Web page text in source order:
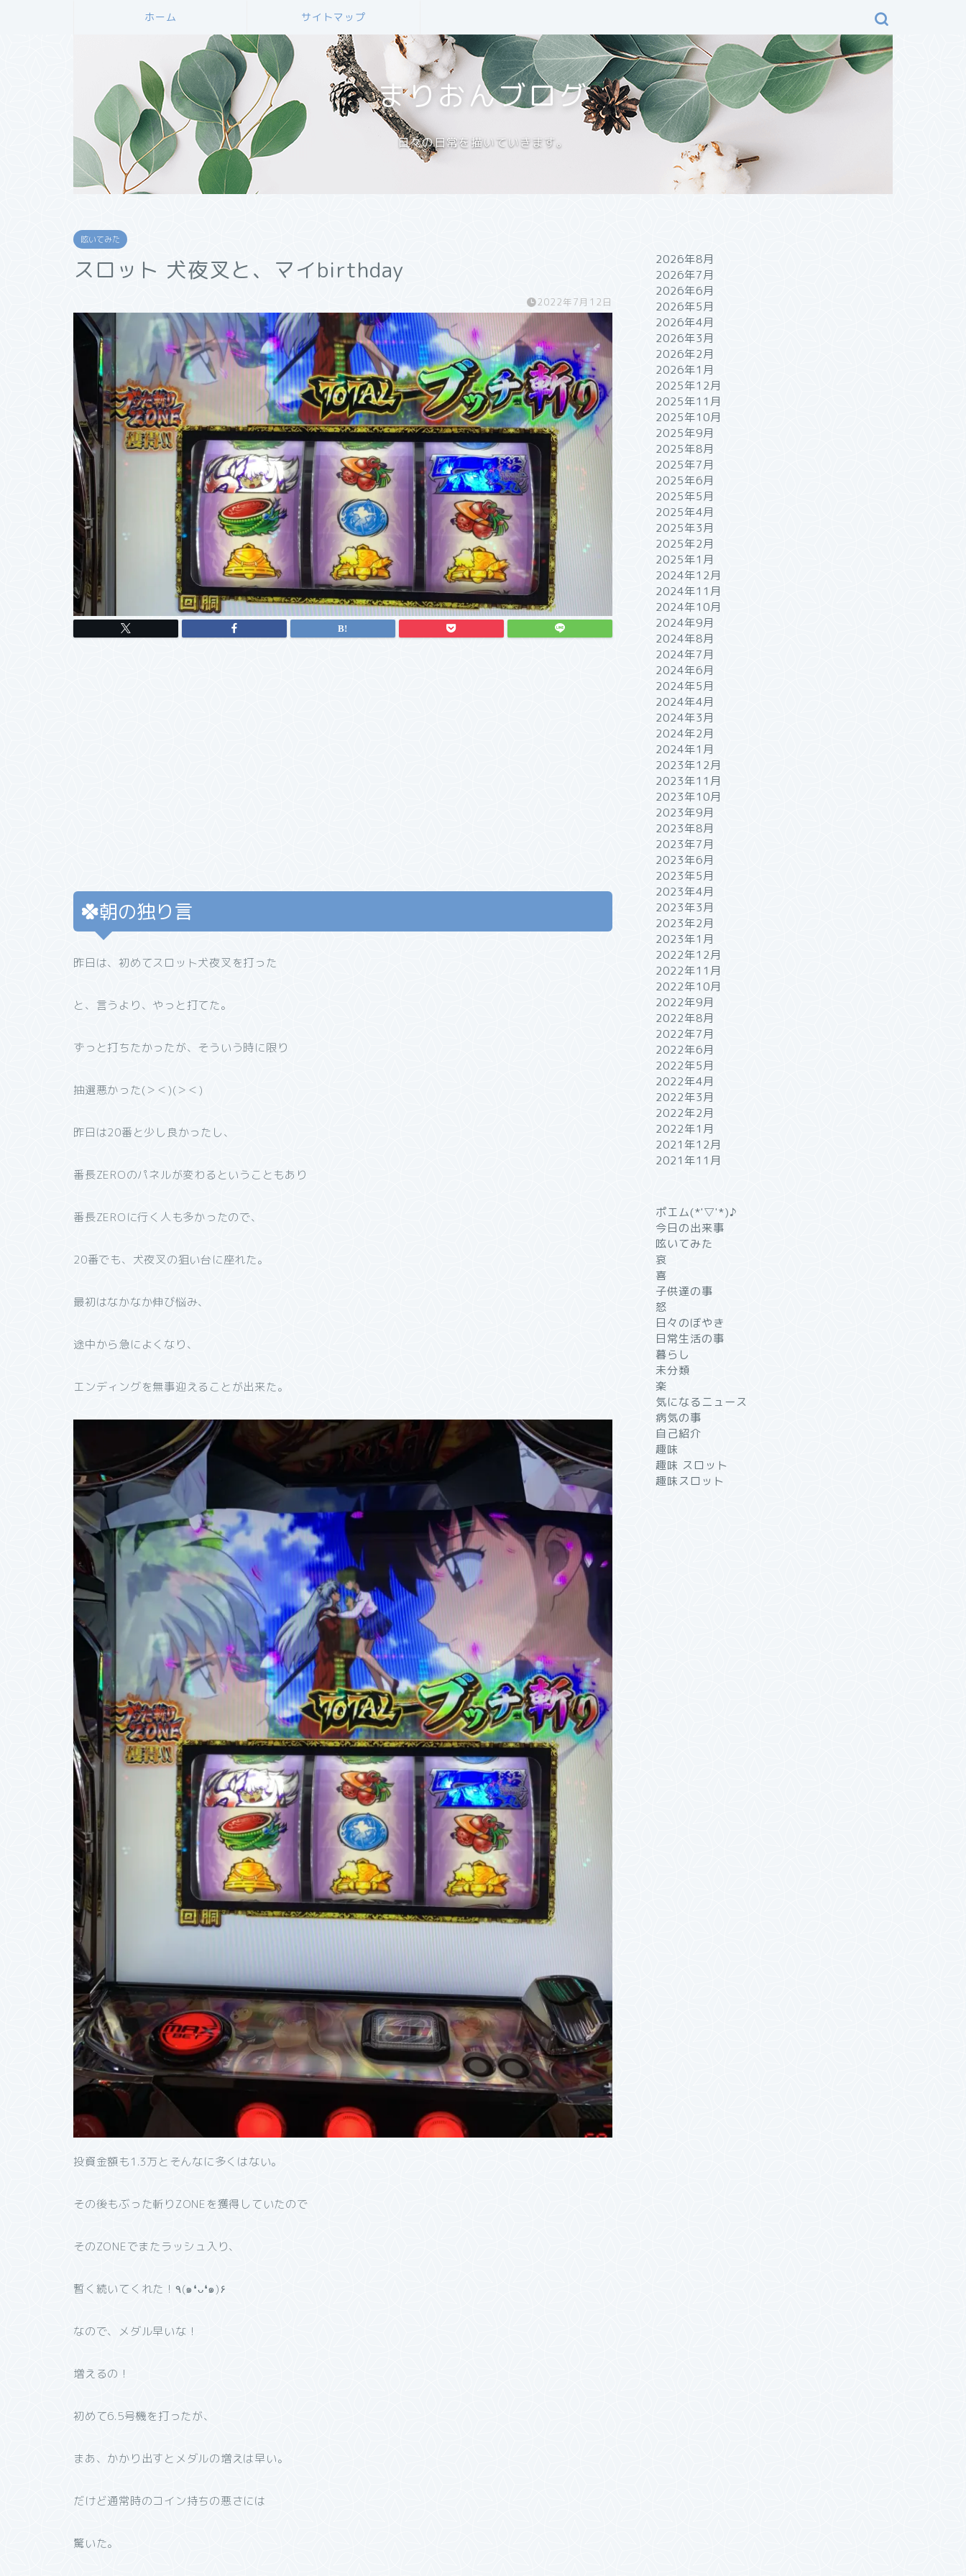
ホーム サイトマップ
まりおんブログ
日々の日常を描いていきます。
呟いてみた
スロット 犬夜叉と、マイbirthday
2022年7月12日
朝の独り言
昨日は、初めてスロット犬夜叉を打った
と、言うより、やっと打てた。
ずっと打ちたかったが、そういう時に限り
抽選悪かった(＞＜)(＞＜)
昨日は20番と少し良かったし、
番長ZEROのパネルが変わるということもあり
番長ZEROに行く人も多かったので、
20番でも、犬夜叉の狙い台に座れた。
最初はなかなか伸び悩み、
途中から急によくなり、
エンディングを無事迎えることが出来た。
投資金額も1.3万とそんなに多くはない。
その後もぶった斬りZONEを獲得していたので
そのZONEでまたラッシュ入り、
暫く続いてくれた！٩(๑❛ᴗ❛๑)۶
なので、メダル早いな！
増えるの！
初めて6.5号機を打ったが、
まあ、かかり出すとメダルの増えは早い。
だけど通常時のコイン持ちの悪さには
驚いた。
2026年8月
2026年7月
2026年6月
2026年5月
2026年4月
2026年3月
2026年2月
2026年1月
2025年12月
2025年11月
2025年10月
2025年9月
2025年8月
2025年7月
2025年6月
2025年5月
2025年4月
2025年3月
2025年2月
2025年1月
2024年12月
2024年11月
2024年10月
2024年9月
2024年8月
2024年7月
2024年6月
2024年5月
2024年4月
2024年3月
2024年2月
2024年1月
2023年12月
2023年11月
2023年10月
2023年9月
2023年8月
2023年7月
2023年6月
2023年5月
2023年4月
2023年3月
2023年2月
2023年1月
2022年12月
2022年11月
2022年10月
2022年9月
2022年8月
2022年7月
2022年6月
2022年5月
2022年4月
2022年3月
2022年2月
2022年1月
2021年12月
2021年11月
ポエム(*'▽'*)♪
今日の出来事
呟いてみた
哀
喜
子供達の事
怒
日々のぼやき
日常生活の事
暮らし
未分類
楽
気になるニュース
病気の事
自己紹介
趣味
趣味 スロット
趣味スロット